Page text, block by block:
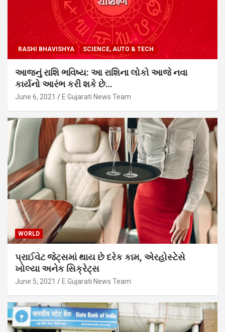
RASHI BHAVISHYA SCIENCE, AUTO & TECH
આજનું રાશિ ભવિષ્ય: આ રાશિના લોકો આજે નવા
કાર્યનો આરંભ કરી શકે છે…
June 6, 2021 E Gujarati News Team
WORLD
પ્રાઈવેટ જેટ્સમાં થાય છે દરેક કામ, એરહોસ્ટેસે
ખોલ્યા અનેક સિક્રેટ્સ
June 5, 2021 E Gujarati News Team